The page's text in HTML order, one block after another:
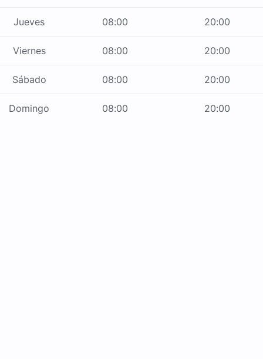
Jueves 08:00 20:00
Viernes 08:00 20:00
Sábado 08:00 20:00
Domingo 08:00 20:00